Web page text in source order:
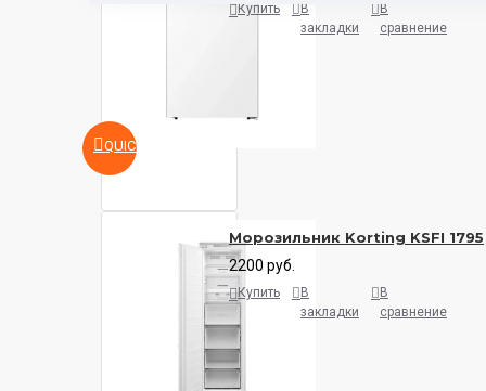
QUICKVIEW
Купить
В
закладки
В
сравнение
Морозильник Korting KSFI 1795
2200 руб.
Купить
В
закладки
В
сравнение